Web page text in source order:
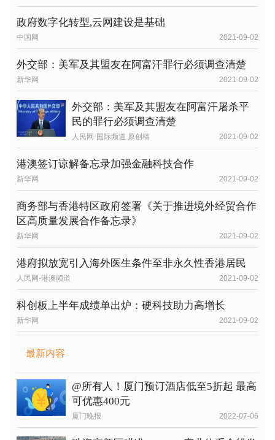
政府数字化转型,云网建设是基础
中国网 2021-09-02
外交部：美军及其盟友在阿富汗罪行必须调查清楚
新华网 2021-09-02
外交部：美军及其盟友在阿富汗屠杀平
民的罪行必须调查清楚
人民网-国际频道 原创稿 2021-09-02
港澳签订谅解备忘录加强金融科技合作
新华网 2021-09-02
商务部与香港特区政府签署《关于推进境外经贸合作
区高质量发展合作备忘录》
新华网 2021-09-02
港府拟放宽引入海外医生条件至非永久性香港居民
人民网-港澳频道 2021-09-02
科创板上半年成绩单出炉：硬科技助力高增长
新华网 2021-09-02
最新内容
@所有人！厦门预订酒店低至5折起 最高
可优惠400元
厦门晚报 2022-07-06